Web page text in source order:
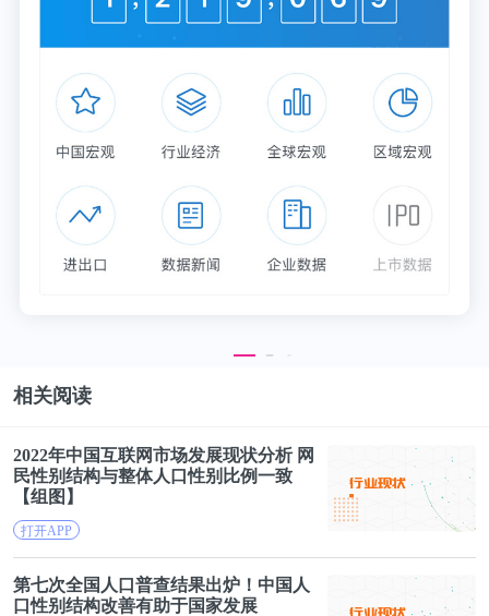
到中国新能源汽车市场1月份销量环比大跌的规律。
乘联会秘书长崔东树甚至认为，得益于新车款的推
动，“2021年新能源车销量环比走势好于预期，呈现
出的是高起步特征。”
此外，乘联会与中汽协两个机构均表示看好2021年的
相关阅读
2022年中国互联网市场发展现状分析 网
民性别结构与整体人口性别 比例一致
【组图】
打开APP
第七次全国 人口普查结果出炉！中国 人
口性别结构改善有助于国家发展